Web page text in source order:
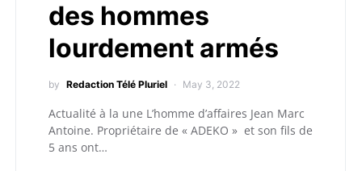
des hommes
lourdement armés
by Redaction Télé Pluriel May 3, 2022
Actualité à la une L’homme d’affaires Jean Marc
Antoine. Propriétaire de « ADEKO » et son fils de
5 ans ont…